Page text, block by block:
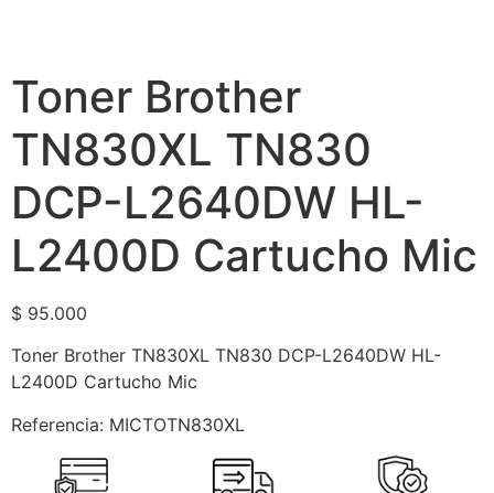
Toner Brother
TN830XL TN830
DCP-L2640DW HL-
L2400D Cartucho Mic
$ 95.000
Toner Brother TN830XL TN830 DCP-L2640DW HL-
L2400D Cartucho Mic
Referencia: MICTOTN830XL